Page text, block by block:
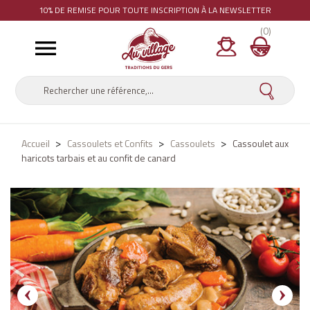
10% DE REMISE POUR TOUTE INSCRIPTION À LA NEWSLETTER

(0)
Accueil Cassoulets et Confits Cassoulets
Cassoulet aux
haricots tarbais et au confit de canard